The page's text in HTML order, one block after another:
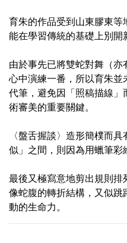
育朱的作品受到山東膠東
能在學習傳統的基礎上別開
由於事先已將雙蛇對舞（
心中演練一番，所以育朱
代筆，避免因「照稿描線
術審美的重要關鍵。
〈盤舌握談〉造形簡樸而
似」之間，則因為用蠟筆彩
最後又極寫意地剪出規則
像蛇腹的轉折結構，又似
動的生命力。